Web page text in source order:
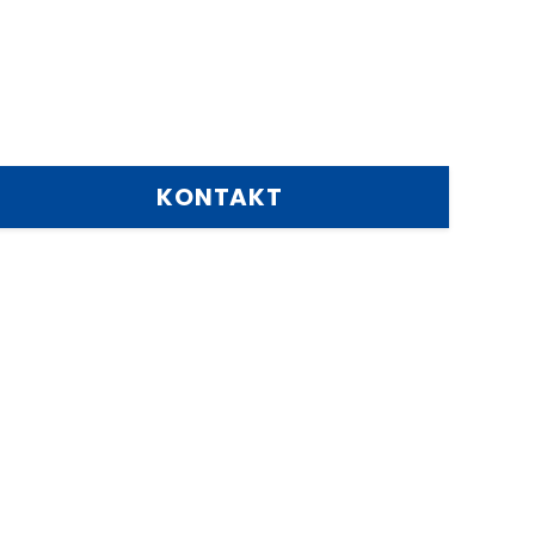
KONTAKT